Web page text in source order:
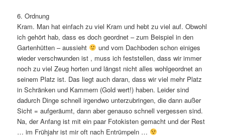
6. Ordnung
Kram. Man hat einfach zu viel Kram und hebt zu viel auf. Obwohl
ich gehört hab, dass es doch geordnet – zum Beispiel in den
Gartenhütten – aussieht
und vom Dachboden schon einiges
wieder verschwunden ist , muss ich feststellen, dass wir immer
noch zu viel Zeug horten und längst nicht alles wohlgeordnet an
seinem Platz ist. Das liegt auch daran, dass wir viel mehr Platz
in Schränken und Kammern (Gold wert!) haben. Leider sind
dadurch Dinge schnell irgendwo unterzubringen, die dann außer
Sicht = aufgeräumt, dann aber genauso schnell vergessen sind.
Na, der Anfang ist mit ein paar Fotokisten gemacht und der Rest
… im Frühjahr ist mir oft nach Entrümpeln …